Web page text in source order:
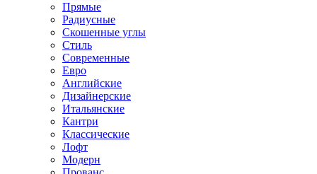
Прямые
Радиусные
Скошенные углы
Стиль
Современные
Евро
Английские
Дизайнерские
Итальянские
Кантри
Классические
Лофт
Модерн